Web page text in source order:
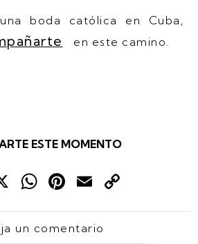
boda católica en Cuba,
en este camino.
ESTE MOMENTO
Wha
p
Pint
t
Emai
un comentario